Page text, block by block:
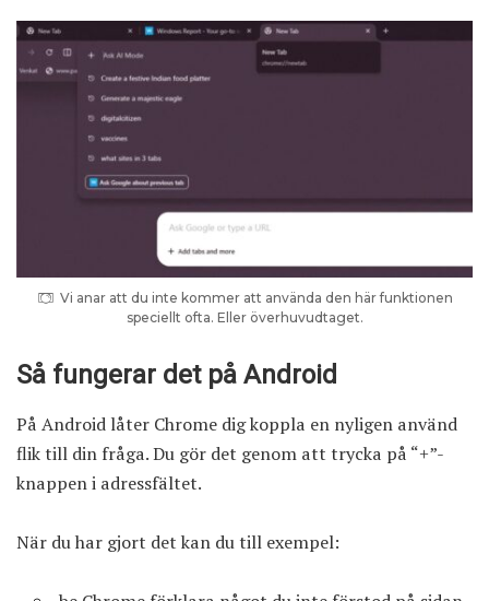
Vi anar att du inte kommer att använda den här funktionen
speciellt ofta. Eller överhuvudtaget.
Så fungerar det på Android
På Android låter Chrome dig koppla en nyligen använd
flik till din fråga. Du gör det genom att trycka på “+”-
knappen i adressfältet.
När du har gjort det kan du till exempel: